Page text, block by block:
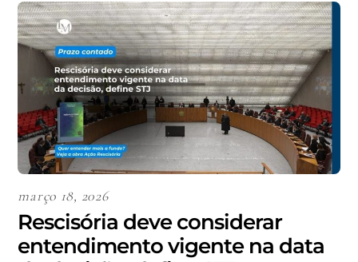
março 18, 2026
Rescisória deve considerar
entendimento vigente na data